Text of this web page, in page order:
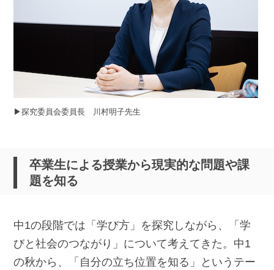
▶︎探究委員会委員長 川村明子先生
卒業生による授業から現実的な問題や課
題を知る
中1の段階では「学び方」を探究しながら、「学
びと社会のつながり」について考えてきた。中1
の秋から、「自分の立ち位置を知る」というテー